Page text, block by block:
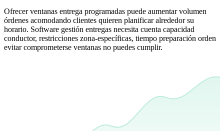
Ofrecer ventanas entrega programadas puede aumentar volumen
órdenes acomodando clientes quieren planificar alrededor su
horario. Software gestión entregas necesita cuenta capacidad
conductor, restricciones zona-específicas, tiempo preparación orden
evitar comprometerse ventanas no puedes cumplir.